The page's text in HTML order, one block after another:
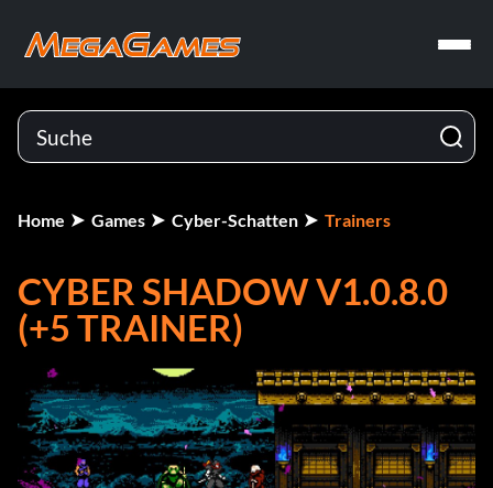
Home Games Cyber-Schatten Trainers
CYBER SHADOW V1.0.8.0
(+5 TRAINER)